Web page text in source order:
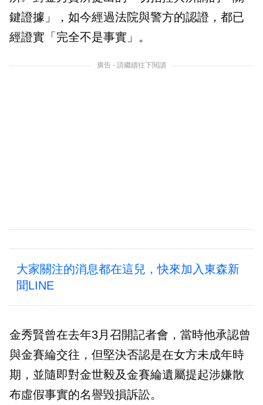
鍵證據」，如今經過法院與警方的認證，都已
經證實「完全不是事實」。
廣告 - 請繼續往下閱讀
大家關注的消息都在這兒，快來加入東森新
聞LINE
金秀賢曾在去年3月召開記者會，當時他承認曾
與金賽綸交往，但堅決否認是在女方未成年時
期，並隨即對金世毅及金賽綸遺屬提起涉嫌散
布虛假事實的名譽毀損訴訟。